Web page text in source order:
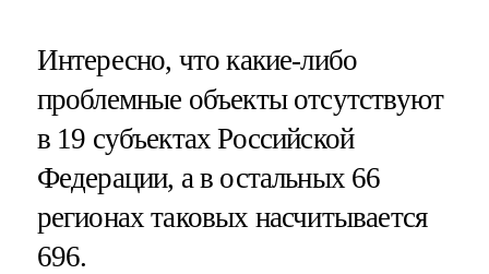
Интересно, что какие-либо
проблемные объекты отсутствуют
в 19 субъектах Российской
Федерации, а в остальных 66
регионах таковых насчитывается
696.